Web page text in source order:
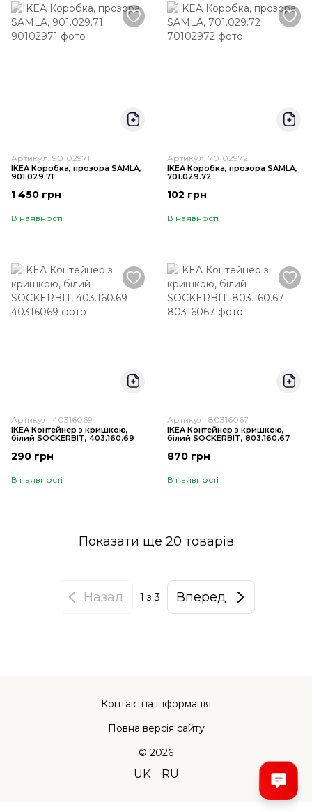
Артикул: 90102971
IKEA Коробка, прозора SAMLA,
901.029.71
1 450 грн
В наявності
Артикул: 70102972
IKEA Коробка, прозора SAMLA,
701.029.72
102 грн
В наявності
Артикул: 40316069
IKEA Контейнер з кришкою,
білий SOCKERBIT, 403.160.69
290 грн
В наявності
Артикул: 80316067
IKEA Контейнер з кришкою,
білий SOCKERBIT, 803.160.67
870 грн
В наявності
Показати ще 20 товарів
Назад 1 з 3 Вперед
Контактна інформація
Повна версія сайту
© 2026
UK RU